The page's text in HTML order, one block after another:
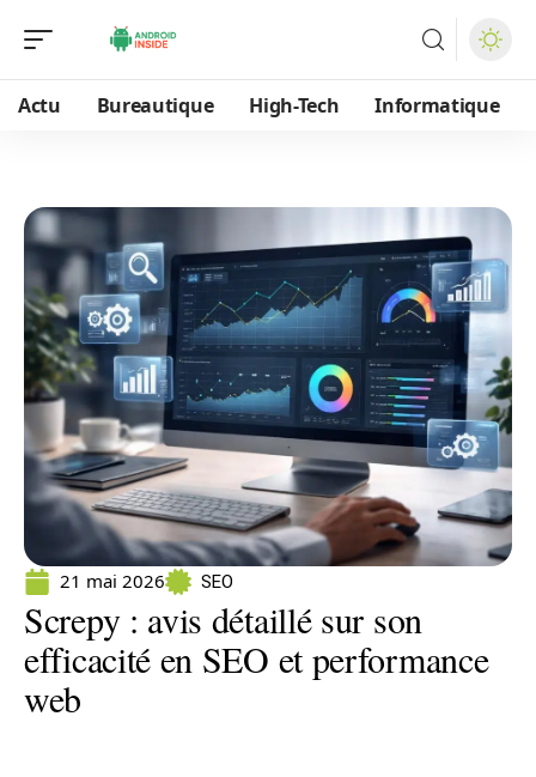
Actu Bureautique High-Tech Informatique
21 mai 2026 SEO
Screpy : avis détaillé sur son
efficacité en SEO et performance
web